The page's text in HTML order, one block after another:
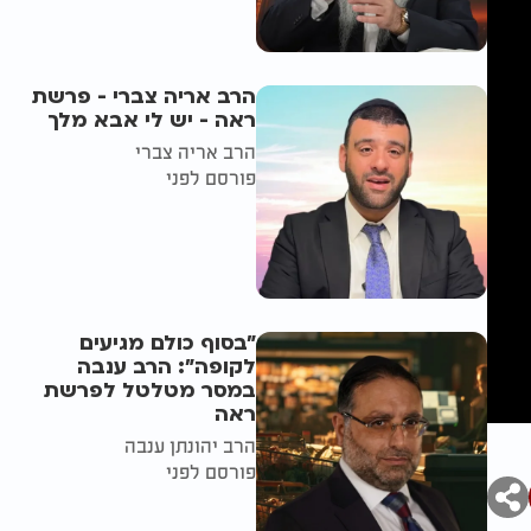
הרב אריה צברי - פרשת
ראה - יש לי אבא מלך
הרב אריה צברי
פורסם לפני
"בסוף כולם מגיעים
לקופה": הרב ענבה
במסר מטלטל לפרשת
ראה
הרב יהונתן ענבה
פורסם לפני